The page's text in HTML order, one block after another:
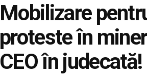
Mobilizare
proteste în
CEO în judecată!